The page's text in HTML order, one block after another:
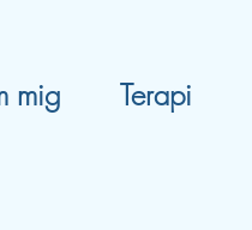
mig Terapi